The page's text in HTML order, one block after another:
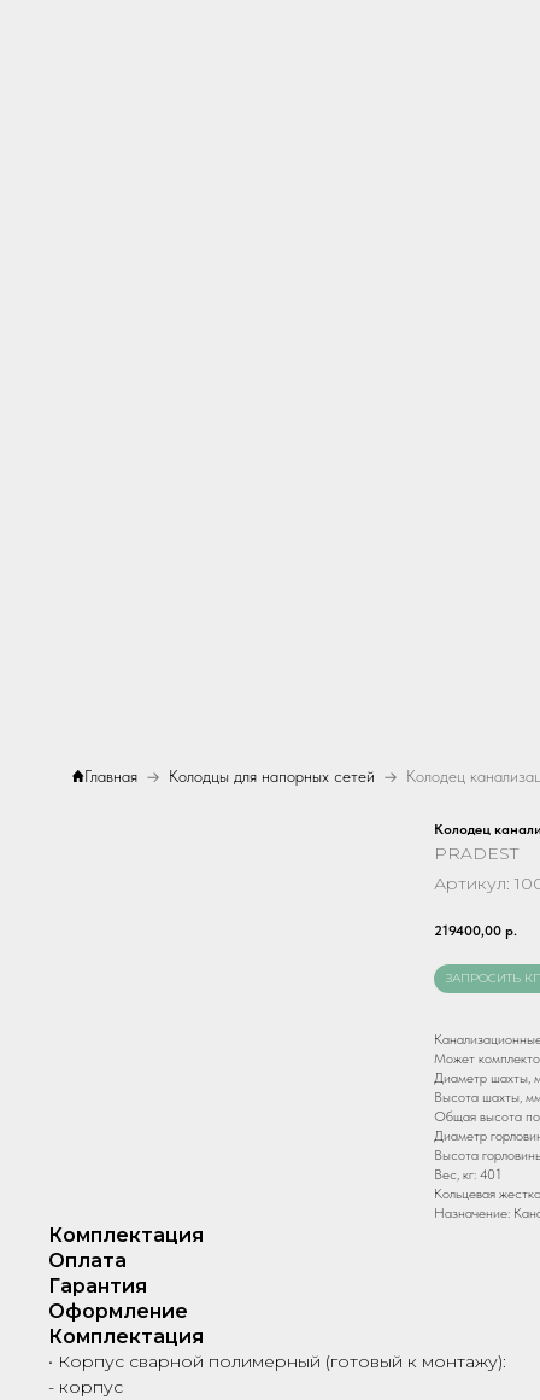
Главная Колодцы для напорных сетей
Колодец
PRADEST
Артикул:
219400,00 р.
ЗАПРОСИТЬ
Может
Диаметр шахты,
Высота шахты,
Общая высота
Диаметр
Высота
Вес, кг: 401
Кольцевая
Назначение:
Комплектация
Оплата
Гарантия
Оформление
Комплектация
• Корпус сварной полимерный (готовый к монтажу):
- корпус